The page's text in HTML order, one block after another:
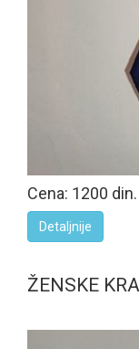
Cena: 1200 din.
Detaljnije
ŽENSKE